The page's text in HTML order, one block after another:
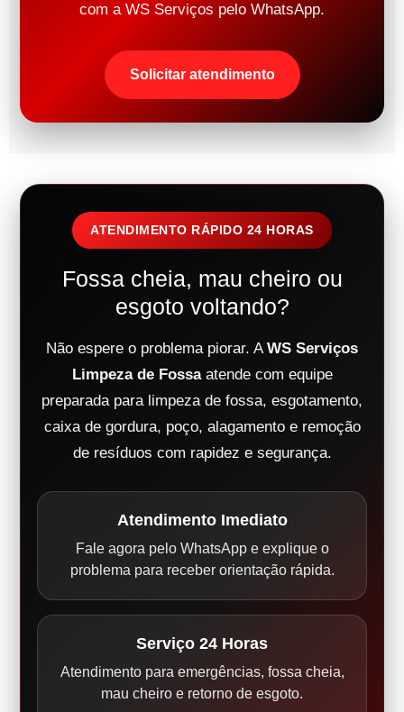
com a WS Serviços pelo WhatsApp.
Solicitar atendimento
ATENDIMENTO RÁPIDO 24 HORAS
Fossa cheia, mau cheiro ou
esgoto voltando?
Não espere o problema piorar. A WS Serviços
Limpeza de Fossaatende com equipe
preparada para limpeza de fossa, esgotamento,
caixa de gordura, poço, alagamento e remoção
de resíduos com rapidez e segurança.
Atendimento Imediato
Fale agora pelo WhatsApp e explique o
problema para receber orientação rápida.
Serviço 24 Horas
Atendimento para emergências, fossa cheia,
mau cheiro e retorno de esgoto.